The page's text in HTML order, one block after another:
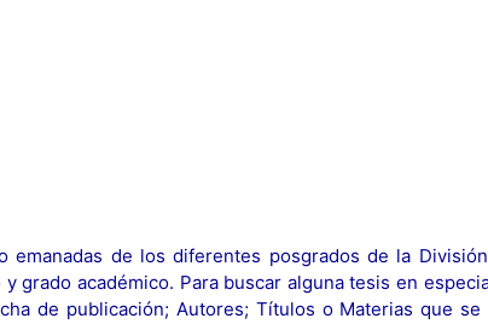
de los diferentes posgrados de la
grado académico. Para buscar alguna tesis en
de publicación; Autores; Títulos o Materias que